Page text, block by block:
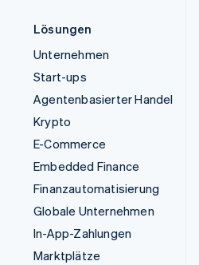
Lösungen
Unternehmen
Start-ups
Agentenbasierter Handel
Krypto
E-Commerce
Embedded Finance
Finanzautomatisierung
Globale Unternehmen
In-App-Zahlungen
Marktplätze